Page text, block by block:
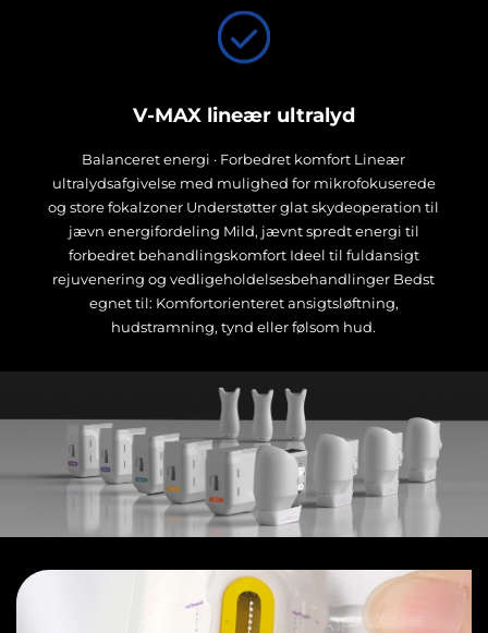
V-MAX lineær ultralyd
Balanceret energi · Forbedret komfort Lineær
ultralydsafgivelse med mulighed for mikrofokuserede
og store fokalzoner Understøtter glat skydeoperation til
jævn energifordeling Mild, jævnt spredt energi til
forbedret behandlingskomfort Ideel til fuldansigt
rejuvenering og vedligeholdelsesbehandlinger Bedst
egnet til: Komfortorienteret ansigtsløftning,
hudstramning, tynd eller følsom hud.